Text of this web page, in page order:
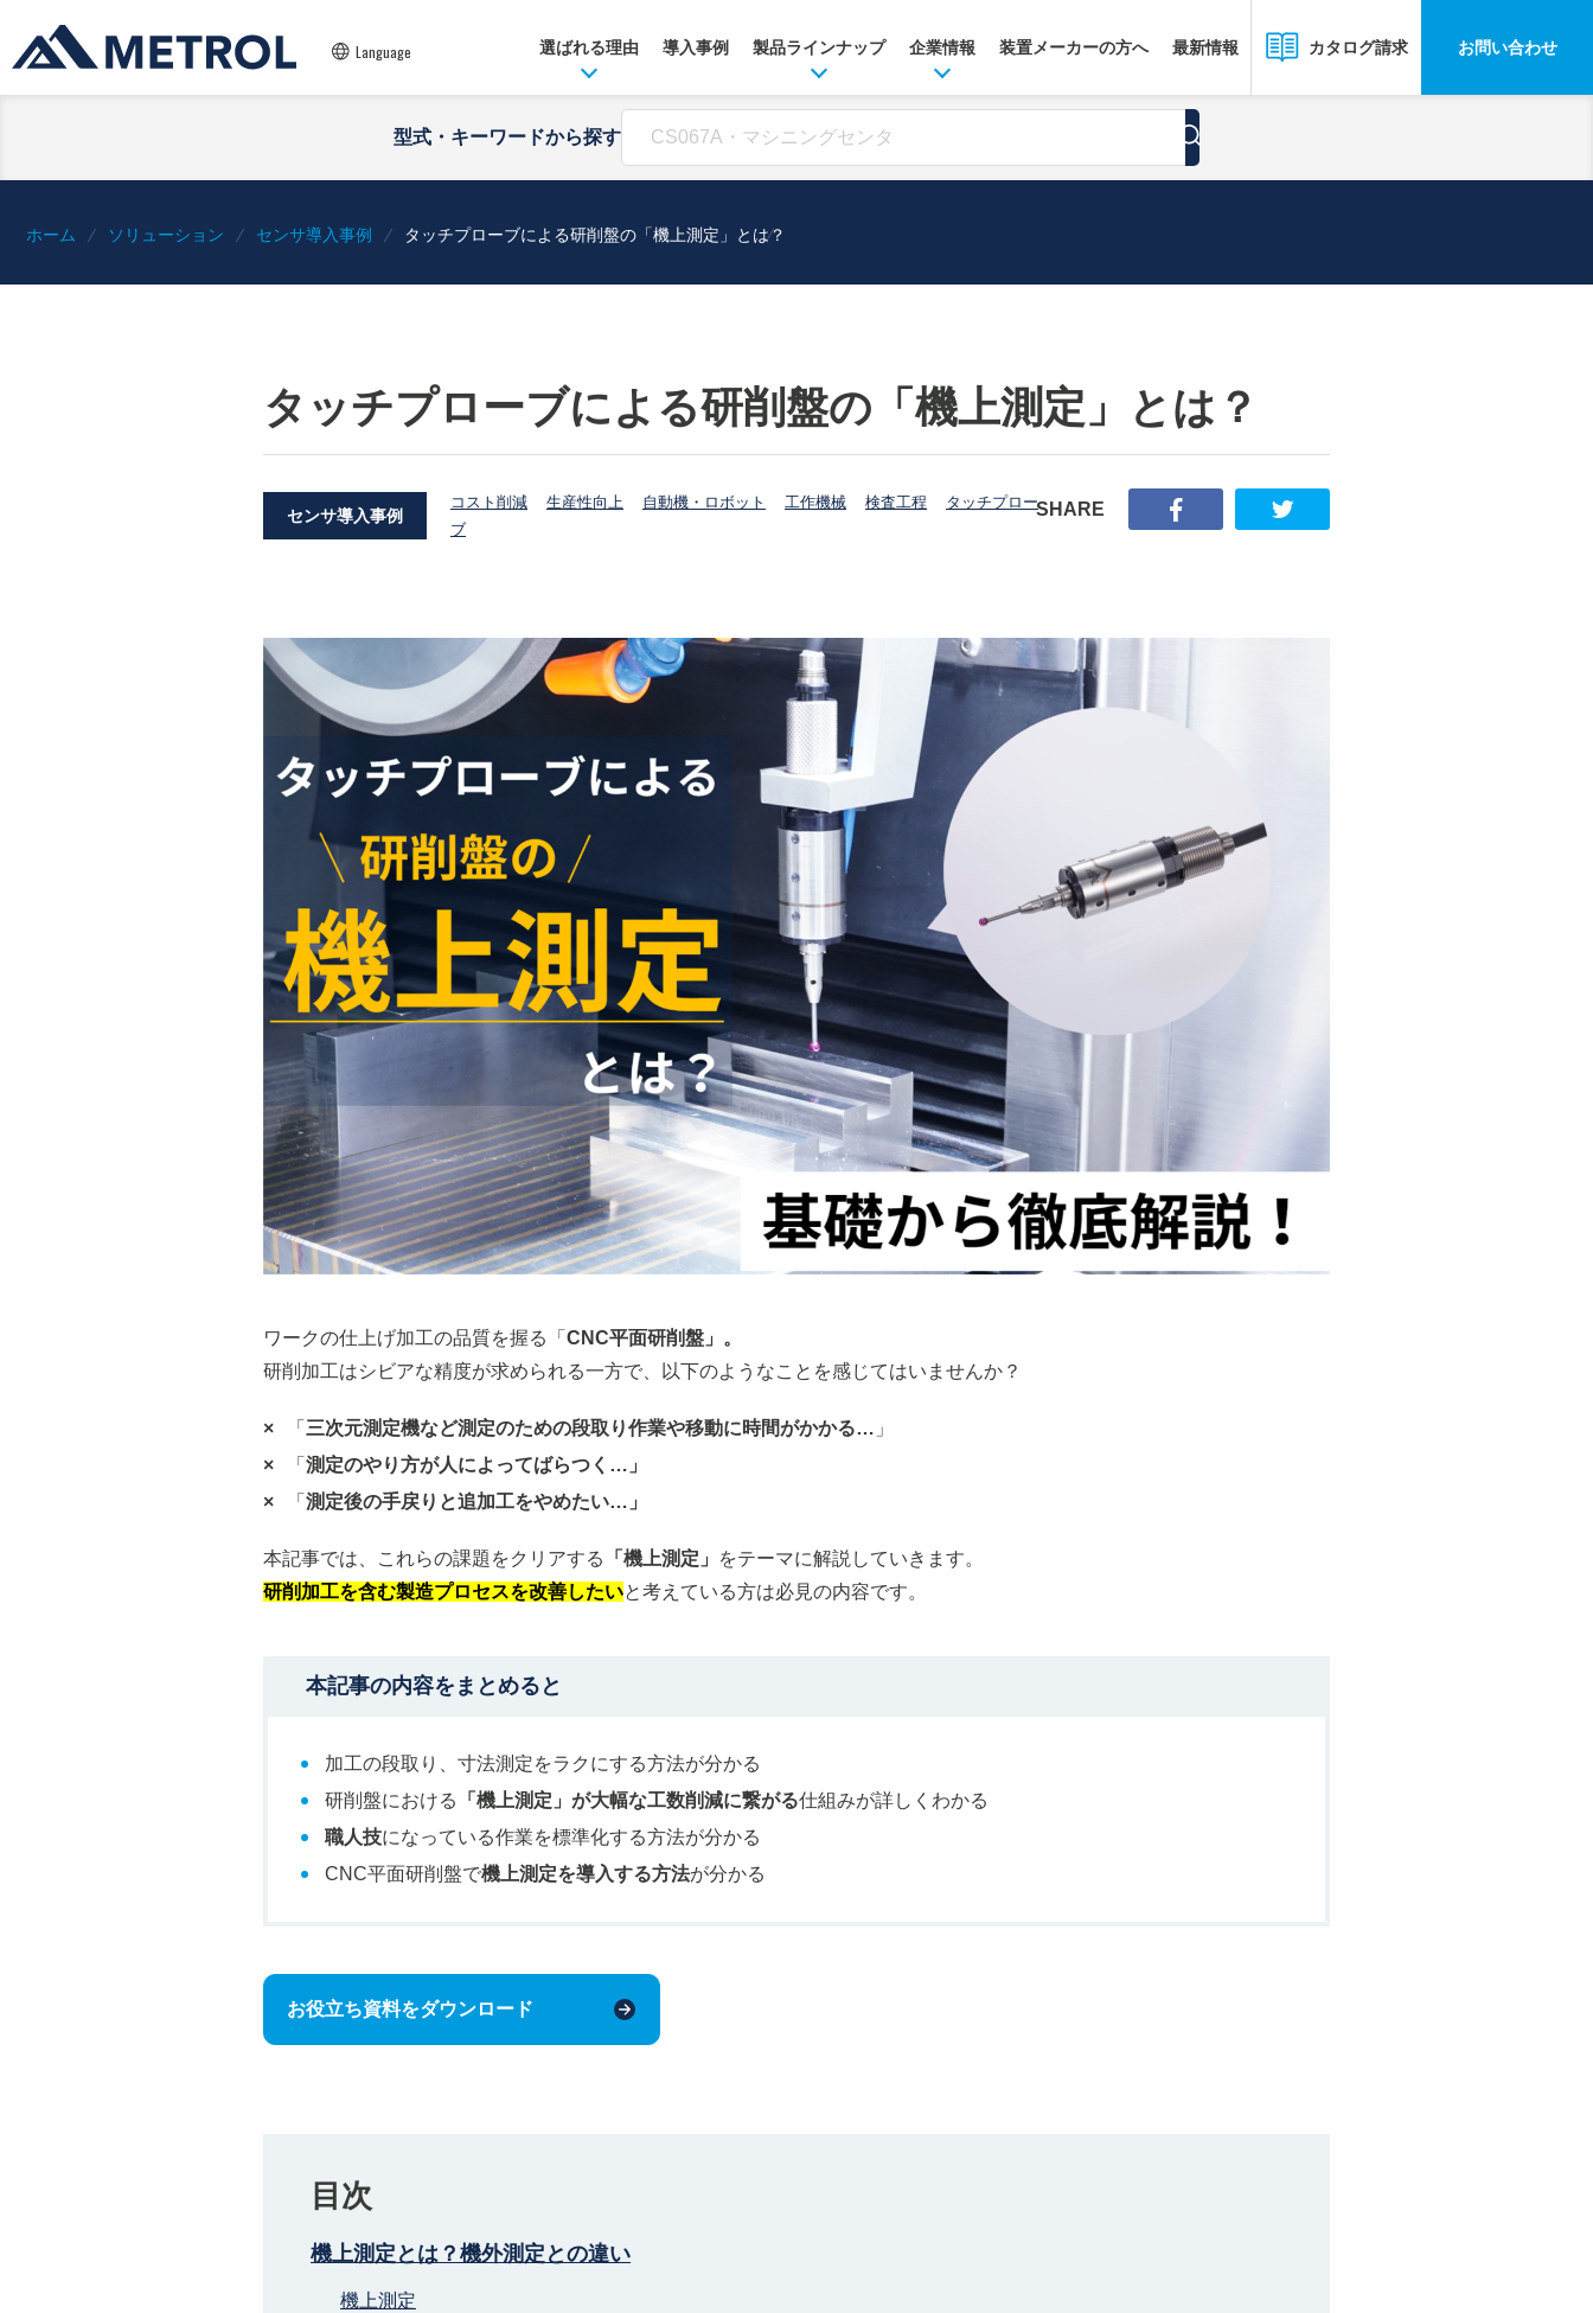
Language 選ばれる理由 導入事例 製品ラインナップ 企業情報 装置メーカーの方へ 最新情報 カタログ請求 お問い合わせ
型式・キーワードから探す
ホーム ソリューション センサ導入事例 タッチプローブによる研削盤の「機上測定」とは？
タッチプローブによる研削盤の「機上測定」とは？
センサ導入事例
コスト削減 生産性向上 自動機・ロボット 工作機械 検査工程
タッチプロー
ブ
SHARE
ワークの仕上げ加工の品質を握る「 CNC平面研削盤」。
研削加工はシビアな精度が求められる一方で、以下のようなことを感じてはいませんか？
「 三次元測定機など測定のための段取り作業や移動に時間がかかる… 」
「 測定のやり方が人によってばらつく…」
「 測定後の手戻りと追加工をやめたい…」
本記事では、これらの課題をクリアする 「機上測定」
をテーマに解説していきます。
研削加工を含む製造プロセスを改善したいと考えている方は必見の内容です。
本記事の内容をまとめると
加工の段取り、寸法測定をラクにする方法が分かる
研削盤における
「機上測定」が大幅な工数削減に繋がる仕組みが詳しくわかる
職人技になっている作業を標準化する方法が分かる
CNC平面研削盤で機上測定を導入する方法が分かる
お役立ち資料をダウンロード
目次
機上測定とは？機外測定との違い
機上測定